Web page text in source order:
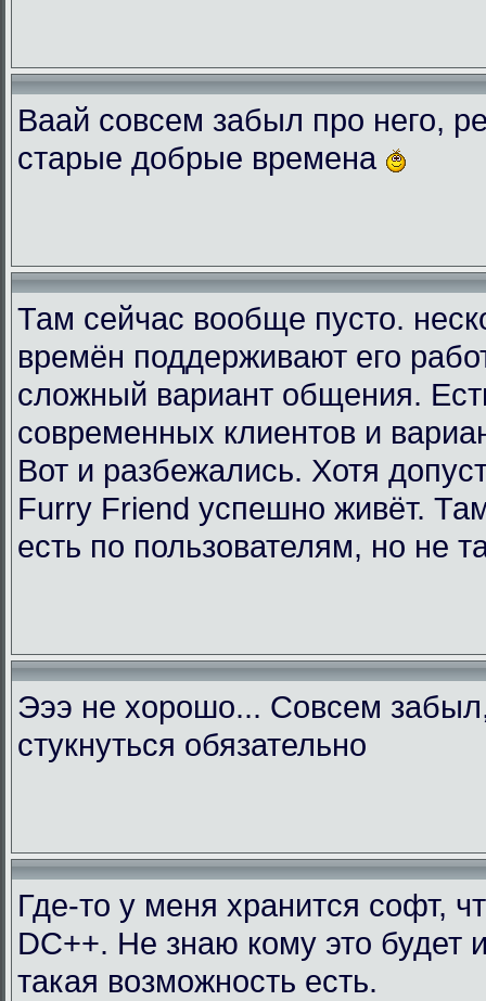
Ваай совсем забыл про него,
старые добрые времена
Там сейчас вообще пусто.
времён поддерживают его
сложный вариант общения.
современных клиентов и
Вот и разбежались. Хотя
Furry Friend успешно живёт.
есть по пользователям, но не
Эээ не хорошо... Совсем
стукнуться обязательно
Где-то у меня хранится софт,
DC++. Не знаю кому это будет
такая возможность есть.